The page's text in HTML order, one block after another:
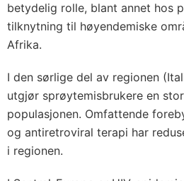
betydelig rolle, blant annet hos
tilknytning til høyendemiske
Afrika.
I den sørlige del av regionen
utgjør sprøytemisbrukere en
populasjonen. Omfattende
og antiretroviral terapi har
i regionen.